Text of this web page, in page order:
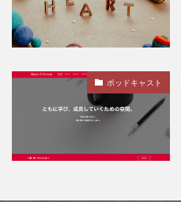
ポッドキャスト